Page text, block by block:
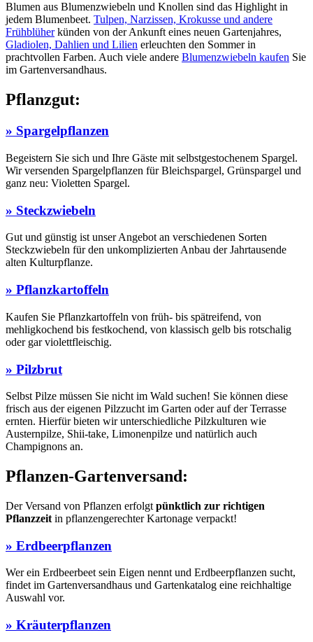
Blumen aus Blumenzwiebeln und Knollen sind das Highlight in
jedem Blumenbeet. Tulpen, Narzissen, Krokusse und andere
Frühblüherkünden von der Ankunft eines neuen Gartenjahres,
Gladiolen, Dahlien und Lilien erleuchten den Sommer in
prachtvollen Farben. Auch viele andere Blumenzwiebeln kaufen Sie
im Gartenversand­haus.
Pflanzgut:
» Spargelpflanzen
Begeistern Sie sich und Ihre Gäste mit selbstgestochenem Spargel.
Wir versenden Spargelpflanzen für Bleichspargel, Grünspargel und
ganz neu: Violetten Spargel.
» Steckzwiebeln
Gut und günstig ist unser Angebot an verschiedenen Sorten
Steckzwiebeln für den unkomplizierten Anbau der Jahrtausende
alten Kulturpflanze.
» Pflanzkartoffeln
Kaufen Sie Pflanzkartoffeln von früh- bis spätreifend, von
mehligkochend bis festkochend, von klassisch gelb bis rotschalig
oder gar violettfleischig.
» Pilzbrut
Selbst Pilze müssen Sie nicht im Wald suchen! Sie können diese
frisch aus der eigenen Pilzzucht im Garten oder auf der Terrasse
ernten. Hierfür bieten wir unterschiedliche Pilzkulturen wie
Austernpilze, Shii-take, Limonenpilze und natürlich auch
Champignons an.
Pflanzen-Gartenversand:
Der Versand von Pflanzen erfolgt pünktlich zur richtigen
Pflanzzeit in pflanzengerechter Kartonage verpackt!
» Erdbeerpflanzen
Wer ein Erdbeerbeet sein Eigen nennt und Erdbeerpflanzen sucht,
findet im Gartenversandhaus und Gartenkatalog eine reichhaltige
Auswahl vor.
» Kräuterpflanzen